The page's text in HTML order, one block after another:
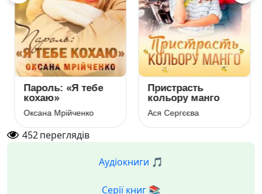
Пароль: «Я тебе
кохаю»
Оксана Мрійченко
Пристрасть
кольору манго
Ася Сергєєва
452переглядів
Аудіокниги 🎵
Серії книг 📚